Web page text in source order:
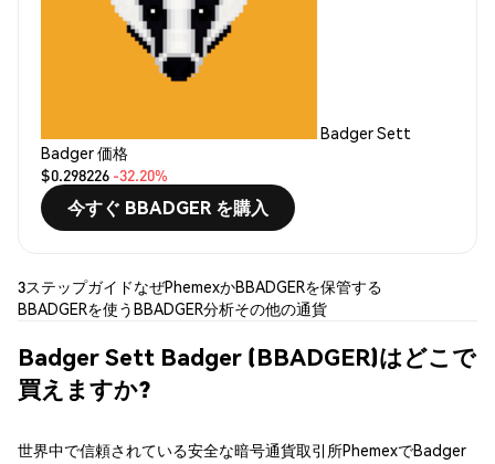
Badger Sett
Badger 価格
$0.298226 -32.20%
今すぐ BBADGER を購入
3ステップガイドなぜPhemexかBBADGERを保管する
BBADGERを使うBBADGER分析その他の通貨
Badger Sett Badger (BBADGER)はどこで
買えますか?
世界中で信頼されている安全な暗号通貨取引所PhemexでBadger